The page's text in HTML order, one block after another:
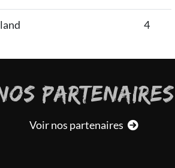
4
PARTENAIRES
Voir nos partenaires